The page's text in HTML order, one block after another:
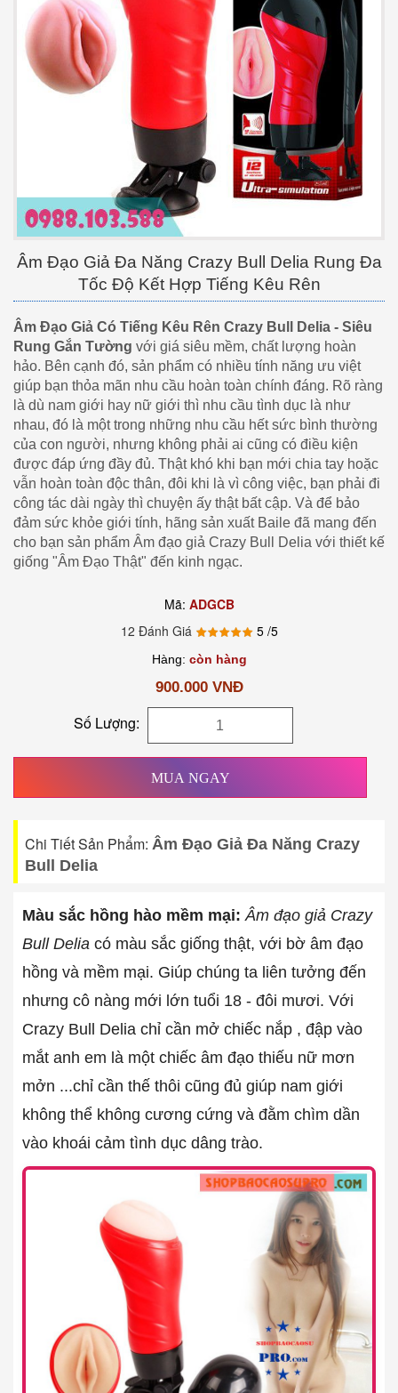
Âm Đạo Giả Đa Năng Crazy Bull Delia Rung Đa
Tốc Độ Kết Hợp Tiếng Kêu Rên
Âm Đạo Giả Có Tiếng Kêu Rên Crazy Bull Delia - Siêu
Rung Gắn Tường với giá siêu mềm, chất lượng hoàn
hảo. Bên cạnh đó, sản phẩm có nhiều tính năng ưu việt
giúp bạn thỏa mãn nhu cầu hoàn toàn chính đáng. Rõ ràng
là dù nam giới hay nữ giới thì nhu cầu tình dục là như
nhau, đó là một trong những nhu cầu hết sức bình thường
của con người, nhưng không phải ai cũng có điều kiện
được đáp ứng đầy đủ. Thật khó khi bạn mới chia tay hoặc
vẫn hoàn toàn độc thân, đôi khi là vì công việc, bạn phải đi
công tác dài ngày thì chuyện ấy thật bất cập. Và để bảo
đảm sức khỏe giới tính, hãng sản xuất Baile đã mang đến
cho bạn sản phẩm Âm đạo giả Crazy Bull Delia với thiết kế
giống "Âm Đạo Thật" đến kinh ngạc.
Mã: ADGCB
12 Đánh Giá
5 /5
Hàng: còn hàng
900.000 VNĐ
Số Lượng:
MUA NGAY
Chi Tiết Sản Phẩm: Âm Đạo Giả Đa Năng Crazy
Bull Delia
Màu sắc hồng hào mềm mại: Âm đạo giả Crazy
Bull Delia có màu sắc giống thật, với bờ âm đạo
hồng và mềm mại. Giúp chúng ta liên tưởng đến
nhưng cô nàng mới lớn tuổi 18 - đôi mươi. Với
Crazy Bull Delia chỉ cần mở chiếc nắp , đập vào
mắt anh em là một chiếc âm đạo thiếu nữ mơn
mởn ...chỉ cần thế thôi cũng đủ giúp nam giới
không thể không cương cứng và đằm chìm dần
vào khoái cảm tình dục dâng trào.